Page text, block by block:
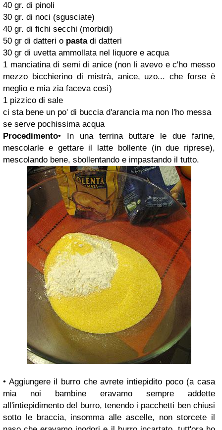
40 gr. di pinoli
30 gr. di noci (sgusciate)
40 gr. di fichi secchi (morbidi)
50 gr di datteri o pastadi datteri
30 gr di uvetta ammollata nel liquore e acqua
1 manciatina di semi di anice (non li avevo e c'ho messo
mezzo bicchierino di mistrà, anice, uzo... che forse è
meglio e mia zia faceva così)
1 pizzico di sale
ci sta bene un po' di buccia d'arancia ma non l'ho messa
se serve pochissima acqua
Procedimento• In una terrina buttare le due farine,
mescolarle e gettare il latte bollente (in due riprese),
mescolando bene, sbollentando e impastando il tutto.
• Aggiungere il burro che avrete intiepidito poco (a casa
mia noi bambine eravamo sempre addette
all'intiepidimento del burro, tenendo i pacchetti ben chiusi
sotto le braccia, insomma alle ascelle, non storcete il